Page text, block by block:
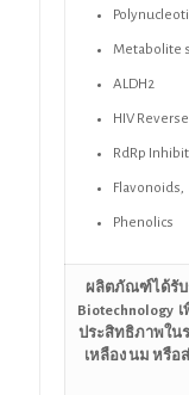
Metabolite
ALDH2
HIV
RdRp
Flavonoids,
Phenolics
ผลิตภัณฑ์ได้รับ
Biotechnology
ประสิทธิภาพใน
เหลือง นม หรือ